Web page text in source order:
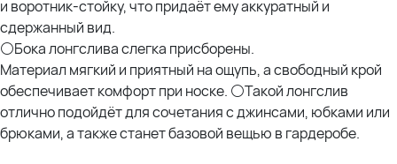
и воротник-стойку, что придаёт ему аккуратный и
сдержанный вид.
⚪Бока лонгслива слегка присборены.
Материал мягкий и приятный на ощупь, а свободный крой
обеспечивает комфорт при носке. ⚪Такой лонгслив
отлично подойдёт для сочетания с джинсами, юбками или
брюками, а также станет базовой вещью в гардеробе.